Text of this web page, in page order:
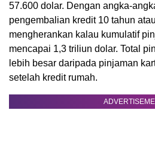
57.600 dolar. Dengan angka-
pengembalian kredit 10 tahun
mengherankan kalau kumulatif
mencapai 1,3 triliun dolar. Total
lebih besar daripada pinjaman
setelah kredit rumah.